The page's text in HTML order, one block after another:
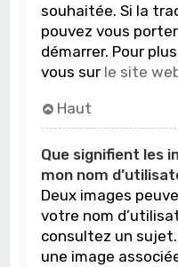
souhaitée. Si la
pouvez vous
démarrer. Pour
vous sur le site
Haut
Que signifient les
mon nom
Deux images
votre nom
consultez un
une image